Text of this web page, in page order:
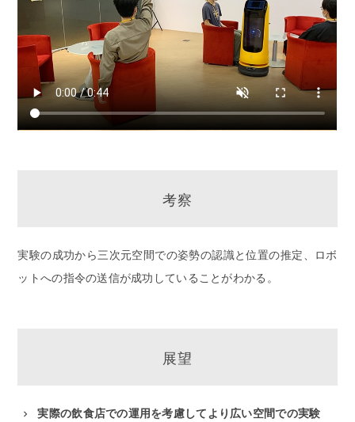
考察
実験の成功から三次元空間での姿勢の認識と位置の推定、ロボ
ットへの指令の送信が成功していることがわかる。
展望
実際の飲食店での運用を考慮してより広い空間での実験